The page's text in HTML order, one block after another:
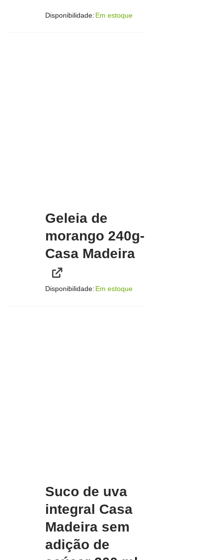
Disponibilidade: Em estoque
Geleia de
morango 240g-
Casa Madeira
Disponibilidade: Em estoque
Suco de uva
integral Casa
Madeira sem
adição de